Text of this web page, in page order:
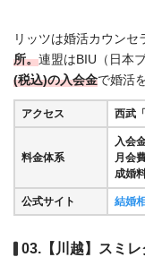
リッツは婚活カウンセ
所。連盟はBIU（日本
(税込)の入会金で婚活
アクセス 西武
料金体系
入会
月会
成婚
公式サイト 結婚
03.【川越】スミ